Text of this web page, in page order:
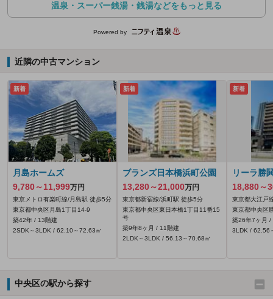
温泉・スーパー銭湯・銭湯などをもっと見る
Powered by
近隣の中古マンション
新着
月島ホームズ
9,780～11,999万円
東京メトロ有楽町線/月島駅 徒歩5分
東京都中央区月島1丁目14-9
築42年 / 13階建
2SDK～3LDK / 62.10～72.63㎡
新着
ブランズ日本橋浜町公園
13,280～21,000万円
東京都新宿線/浜町駅 徒歩5分
東京都中央区東日本橋1丁目11番15
号
築9年8ヶ月 / 11階建
2LDK～3LDK / 56.13～70.68㎡
新着
リーラ勝
18,880～
東京都大江戸
東京都中央区
築26年7ヶ月 /
3LDK / 62.56
中央区の駅から探す